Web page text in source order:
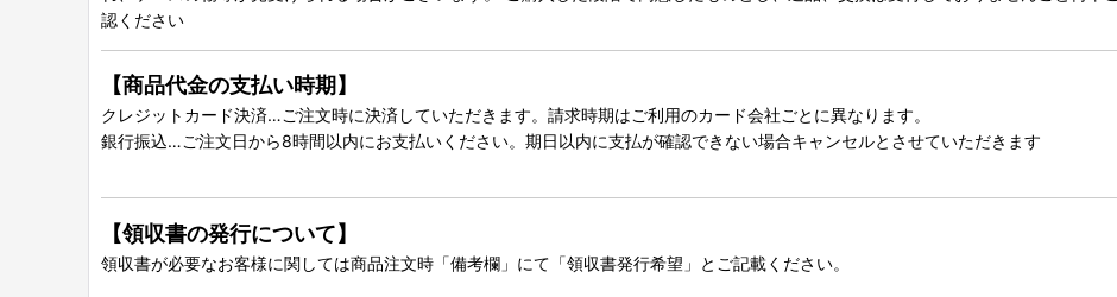
認ください
【商品代金の支払い時期】
クレジットカード決済…ご注文時に決済していただきます。請求時期はご利用のカード会社ごとに異なります。
銀行振込…ご注文日から8時間以内にお支払いください。期日以内に支払が確認できない場合キャンセルとさせていただきます
【領収書の発行について】
領収書が必要なお客様に関しては商品注文時「備考欄」にて「領収書発行希望」とご記載ください。